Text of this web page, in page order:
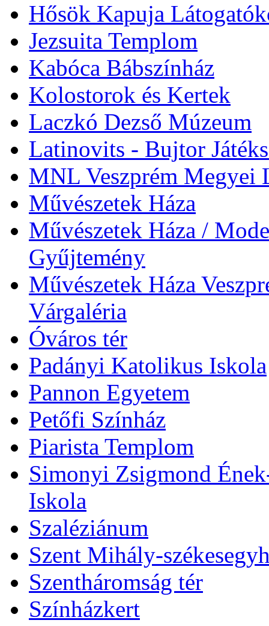
Hősök Kapuja
Jezsuita Templom
Kabóca Bábszínház
Kolostorok és Kertek
Laczkó Dezső Múzeum
Latinovits - Bujtor
MNL Veszprém Megyei
Művészetek Háza
Művészetek Háza /
Gyűjtemény
Művészetek Háza
Várgaléria
Óváros tér
Padányi Katolikus Iskola
Pannon Egyetem
Petőfi Színház
Piarista Templom
Simonyi Zsigmond
Iskola
Szaléziánum
Szent Mihály-
Szentháromság tér
Színházkert